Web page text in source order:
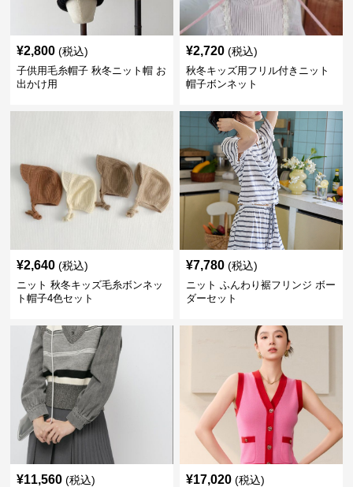
¥2,800 (税込)
子供用毛糸帽子 秋冬ニット帽 お
出かけ用
¥2,720 (税込)
秋冬キッズ用フリル付きニット
帽子ボンネット
¥2,640 (税込)
ニット 秋冬キッズ毛糸ボンネッ
ト帽子4色セット
¥7,780 (税込)
ニット ふんわり裾フリンジ ボー
ダーセット
¥11,560 (税込) ¥17,020 (税込)